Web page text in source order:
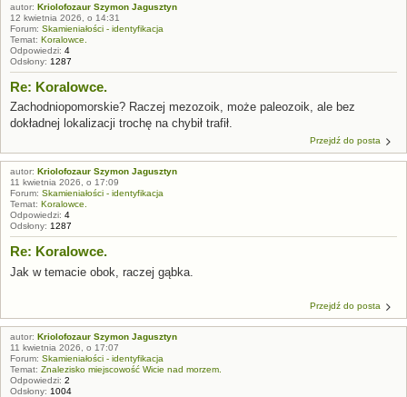
autor: Kriolofozaur Szymon Jagusztyn
12 kwietnia 2026, o 14:31
Forum: Skamieniałości - identyfikacja
Temat: Koralowce.
Odpowiedzi: 4
Odsłony: 1287
Re: Koralowce.
Zachodniopomorskie? Raczej mezozoik, może paleozoik, ale bez
dokładnej lokalizacji trochę na chybił trafił.
Przejdź do posta
autor: Kriolofozaur Szymon Jagusztyn
11 kwietnia 2026, o 17:09
Forum: Skamieniałości - identyfikacja
Temat: Koralowce.
Odpowiedzi: 4
Odsłony: 1287
Re: Koralowce.
Jak w temacie obok, raczej gąbka.
Przejdź do posta
autor: Kriolofozaur Szymon Jagusztyn
11 kwietnia 2026, o 17:07
Forum: Skamieniałości - identyfikacja
Temat: Znalezisko miejscowość Wicie nad morzem.
Odpowiedzi: 2
Odsłony: 1004